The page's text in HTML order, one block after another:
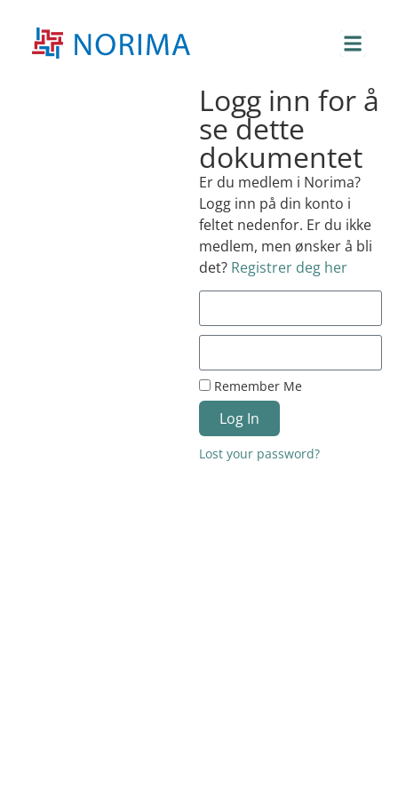
Logg inn for å
se dette
dokumentet
Er du medlem i Norima?
Logg inn på din konto i
feltet nedenfor. Er du ikke
medlem, men ønsker å bli
det? Registrer deg her
Remember Me
Log In
Lost your password?